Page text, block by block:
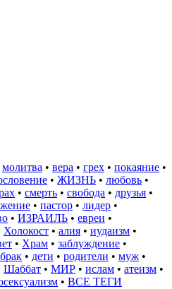
молитва • вера • грех • покаяние •
• ЖИЗНЬ • любовь •
• смерть • свобода • друзья •
• пастор • лидер •
• ИЗРАИЛЬ • евреи •
Холокост • алия • иудаизм •
• Храм • заблуждение •
брак • дети • родители • муж •
Шаббат • МИР • ислам • атеизм •
• ВСЕ ТЕГИ